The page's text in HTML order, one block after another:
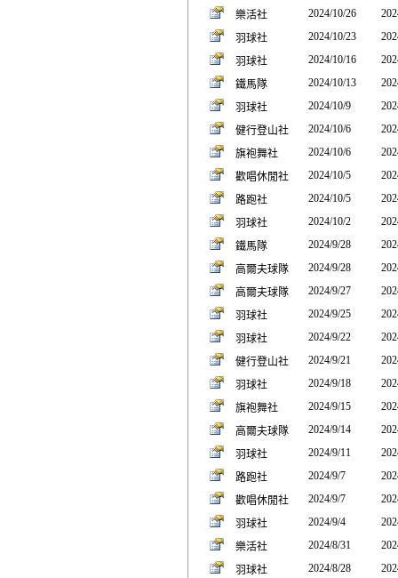
樂活社
2024/10/26
羽球社
2024/10/23
羽球社
2024/10/16
鐵馬隊
2024/10/13
羽球社
2024/10/9
健行登山社
2024/10/6
旗袍舞社
2024/10/6
歡唱休閒社
2024/10/5
路跑社
2024/10/5
羽球社
2024/10/2
鐵馬隊
2024/9/28
高爾夫球隊
2024/9/28
高爾夫球隊
2024/9/27
羽球社
2024/9/25
羽球社
2024/9/22
健行登山社
2024/9/21
羽球社
2024/9/18
旗袍舞社
2024/9/15
高爾夫球隊
2024/9/14
羽球社
2024/9/11
路跑社
2024/9/7
歡唱休閒社
2024/9/7
羽球社
2024/9/4
樂活社
2024/8/31
羽球社
2024/8/28